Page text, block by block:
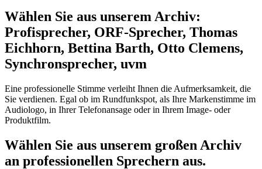
Wählen Sie aus unserem Archiv:
Profisprecher, ORF-Sprecher, Thomas
Eichhorn, Bettina Barth, Otto Clemens,
Synchronsprecher, uvm
Eine professionelle Stimme verleiht Ihnen die Aufmerksamkeit, die
Sie verdienen. Egal ob im Rundfunkspot, als Ihre Markenstimme im
Audiologo, in Ihrer Telefonansage oder in Ihrem Image- oder
Produktfilm.
Wählen Sie aus unserem großen Archiv
an professionellen Sprechern aus.